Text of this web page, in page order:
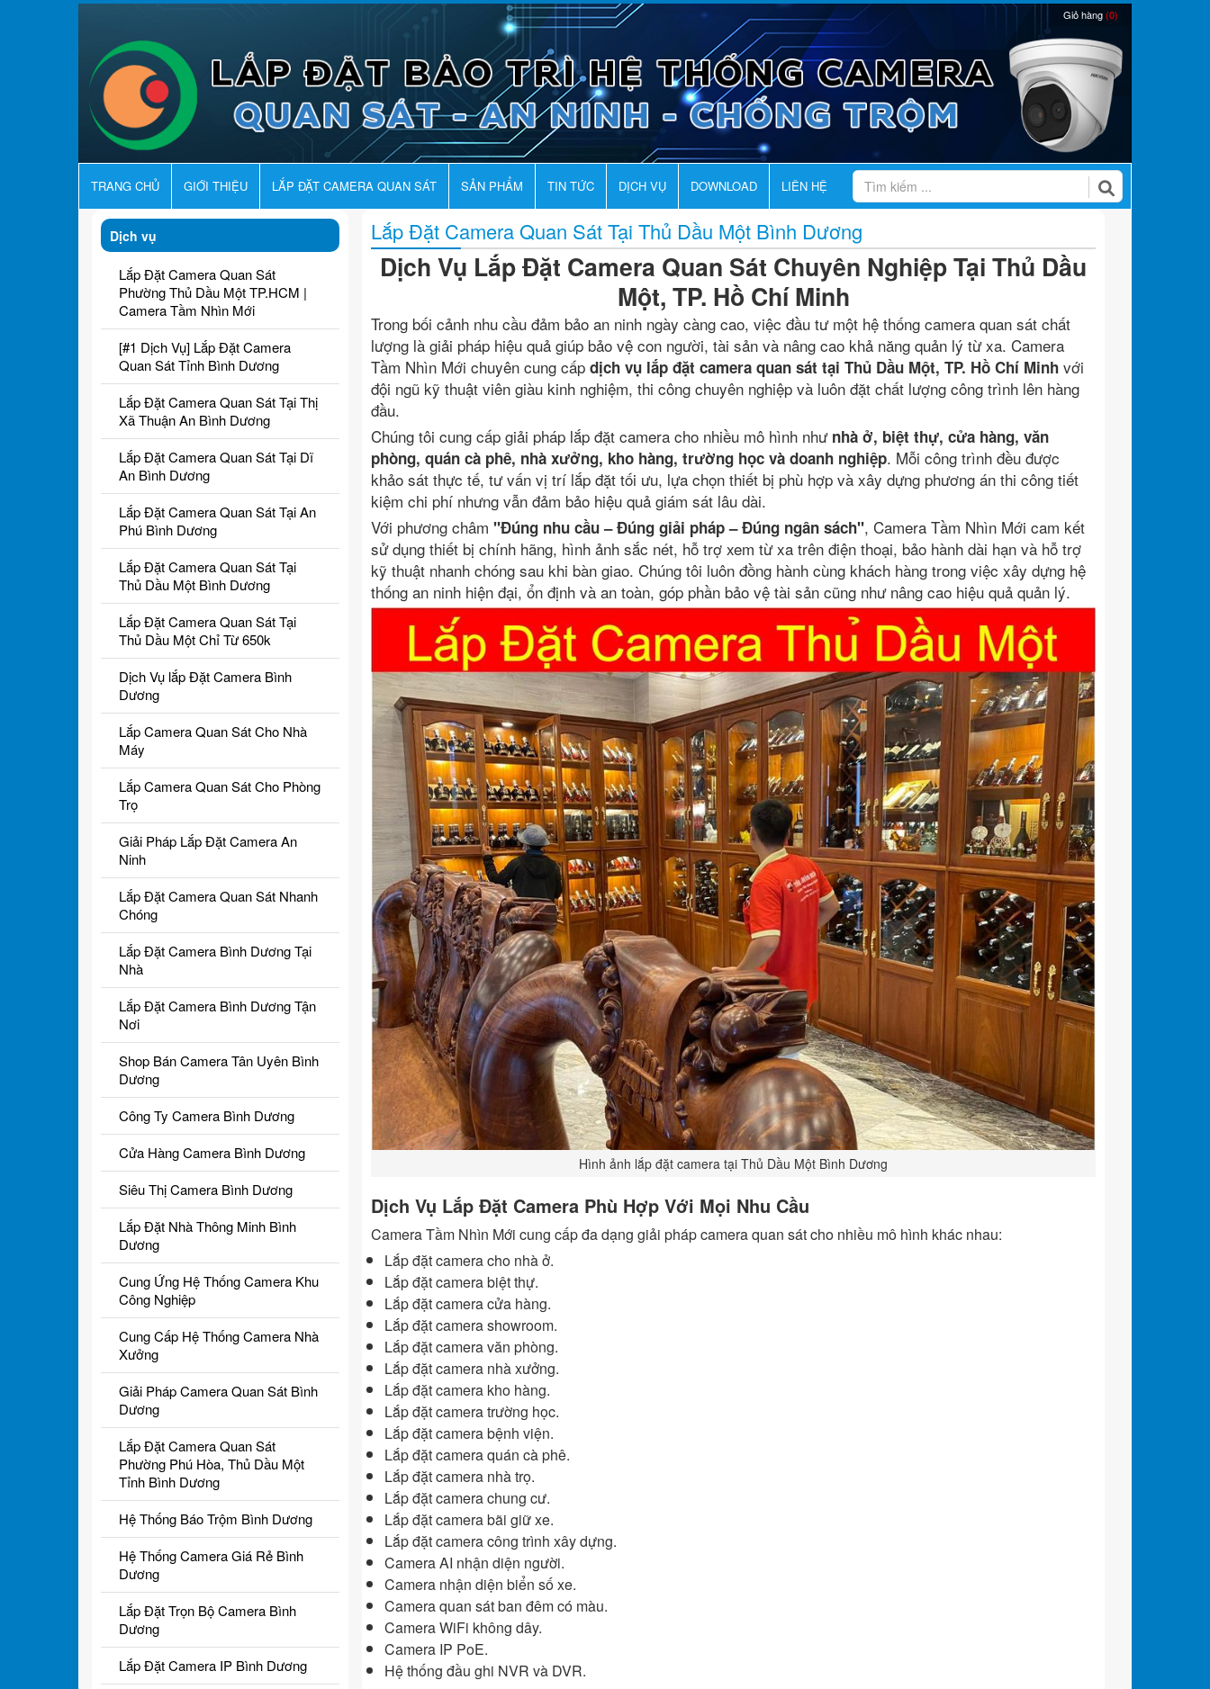
Giỏ hàng(0)
TRANG CHỦ GIỚI THIỆU LẮP ĐẶT CAMERA QUAN SÁT SẢN PHẨM TIN TỨC DỊCH VỤ DOWNLOAD LIÊN HỆ
Lắp Đặt Camera Quan Sát Tại Thủ Dầu Một Bình Dương
Dịch Vụ Lắp Đặt Camera Quan Sát Chuyên Nghiệp Tại Thủ Dầu
Một, TP. Hồ Chí Minh
Trong bối cảnh nhu cầu đảm bảo an ninh ngày càng cao, việc đầu tư một hệ thống camera quan sát chất
lượng là giải pháp hiệu quả giúp bảo vệ con người, tài sản và nâng cao khả năng quản lý từ xa. Camera
Tầm Nhìn Mới chuyên cung cấp dịch vụ lắp đặt camera quan sát tại Thủ Dầu Một, TP. Hồ Chí Minh với
đội ngũ kỹ thuật viên giàu kinh nghiệm, thi công chuyên nghiệp và luôn đặt chất lượng công trình lên hàng
đầu.
Chúng tôi cung cấp giải pháp lắp đặt camera cho nhiều mô hình như nhà ở, biệt thự, cửa hàng, văn
phòng, quán cà phê, nhà xưởng, kho hàng, trường học và doanh nghiệp. Mỗi công trình đều được
khảo sát thực tế, tư vấn vị trí lắp đặt tối ưu, lựa chọn thiết bị phù hợp và xây dựng phương án thi công tiết
kiệm chi phí nhưng vẫn đảm bảo hiệu quả giám sát lâu dài.
Với phương châm "Đúng nhu cầu – Đúng giải pháp – Đúng ngân sách", Camera Tầm Nhìn Mới cam kết
sử dụng thiết bị chính hãng, hình ảnh sắc nét, hỗ trợ xem từ xa trên điện thoại, bảo hành dài hạn và hỗ trợ
kỹ thuật nhanh chóng sau khi bàn giao. Chúng tôi luôn đồng hành cùng khách hàng trong việc xây dựng hệ
thống an ninh hiện đại, ổn định và an toàn, góp phần bảo vệ tài sản cũng như nâng cao hiệu quả quản lý.
Hình ảnh lắp đặt camera tại Thủ Dầu Một Bình Dương
Dịch Vụ Lắp Đặt Camera Phù Hợp Với Mọi Nhu Cầu
Camera Tầm Nhìn Mới cung cấp đa dạng giải pháp camera quan sát cho nhiều mô hình khác nhau:
Lắp đặt camera cho nhà ở.
Lắp đặt camera biệt thự.
Lắp đặt camera cửa hàng.
Lắp đặt camera showroom.
Lắp đặt camera văn phòng.
Lắp đặt camera nhà xưởng.
Lắp đặt camera kho hàng.
Lắp đặt camera trường học.
Lắp đặt camera bệnh viện.
Lắp đặt camera quán cà phê.
Lắp đặt camera nhà trọ.
Lắp đặt camera chung cư.
Lắp đặt camera bãi giữ xe.
Lắp đặt camera công trình xây dựng.
Camera AI nhận diện người.
Camera nhận diện biển số xe.
Camera quan sát ban đêm có màu.
Camera WiFi không dây.
Camera IP PoE.
Hệ thống đầu ghi NVR và DVR.
Dịch vụ
Lắp Đặt Camera Quan Sát
Phường Thủ Dầu Một TP.HCM |
Camera Tầm Nhìn Mới
[#1 Dịch Vụ] Lắp Đặt Camera
Quan Sát Tỉnh Bình Dương
Lắp Đặt Camera Quan Sát Tại Thị
Xã Thuận An Bình Dương
Lắp Đặt Camera Quan Sát Tại Dĩ
An Bình Dương
Lắp Đặt Camera Quan Sát Tại An
Phú Bình Dương
Lắp Đặt Camera Quan Sát Tại
Thủ Dầu Một Bình Dương
Lắp Đặt Camera Quan Sát Tại
Thủ Dầu Một Chỉ Từ 650k
Dịch Vụ lắp Đặt Camera Bình
Dương
Lắp Camera Quan Sát Cho Nhà
Máy
Lắp Camera Quan Sát Cho Phòng
Trọ
Giải Pháp Lắp Đặt Camera An
Ninh
Lắp Đặt Camera Quan Sát Nhanh
Chóng
Lắp Đặt Camera Bình Dương Tại
Nhà
Lắp Đặt Camera Bình Dương Tận
Nơi
Shop Bán Camera Tân Uyên Bình
Dương
Công Ty Camera Bình Dương
Cửa Hàng Camera Bình Dương
Siêu Thị Camera Bình Dương
Lắp Đặt Nhà Thông Minh Bình
Dương
Cung Ứng Hệ Thống Camera Khu
Công Nghiệp
Cung Cấp Hệ Thống Camera Nhà
Xưởng
Giải Pháp Camera Quan Sát Bình
Dương
Lắp Đặt Camera Quan Sát
Phường Phú Hòa, Thủ Dầu Một
Tỉnh Bình Dương
Hệ Thống Báo Trộm Bình Dương
Hệ Thống Camera Giá Rẻ Bình
Dương
Lắp Đặt Trọn Bộ Camera Bình
Dương
Lắp Đặt Camera IP Bình Dương